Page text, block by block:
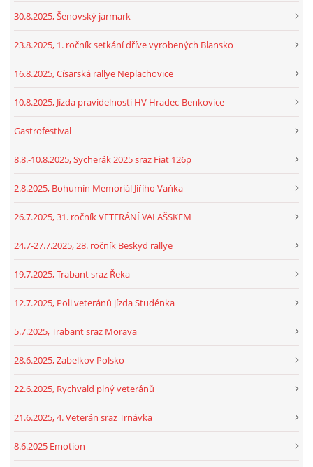
30.8.2025, Šenovský jarmark
23.8.2025, 1. ročník setkání dříve vyrobených Blansko
16.8.2025, Císarská rallye Neplachovice
10.8.2025, Jízda pravidelnosti HV Hradec-Benkovice
Gastrofestival
8.8.-10.8.2025, Sycherák 2025 sraz Fiat 126p
2.8.2025, Bohumín Memoriál Jiřího Vaňka
26.7.2025, 31. ročník VETERÁNÍ VALAŠSKEM
24.7-27.7.2025, 28. ročník Beskyd rallye
19.7.2025, Trabant sraz Řeka
12.7.2025, Poli veteránů jízda Studénka
5.7.2025, Trabant sraz Morava
28.6.2025, Zabelkov Polsko
22.6.2025, Rychvald plný veteránů
21.6.2025, 4. Veterán sraz Trnávka
8.6.2025 Emotion